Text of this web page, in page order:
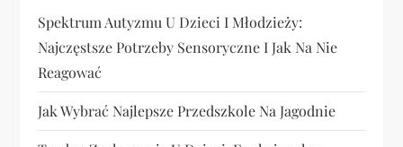
Spektrum Autyzmu U Dzieci I Młodzieży:
Najczęstsze Potrzeby Sensoryczne I Jak Na Nie
Reagować
Jak Wybrać Najlepsze Przedszkole Na Jagodnie